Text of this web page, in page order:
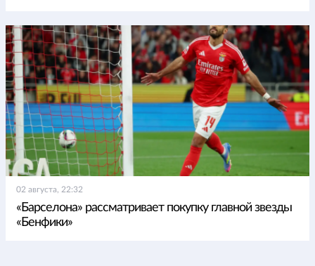
02 августа, 22:32
«Барселона» рассматривает покупку главной звезды
«Бенфики»